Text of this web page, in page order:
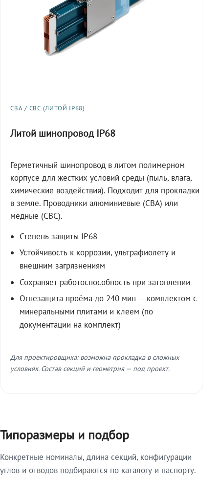
СВА / СВС (ЛИТОЙ IP68)
Литой шинопровод IP68
Герметичный шинопровод в литом полимерном
корпусе для жёстких условий среды (пыль, влага,
химические воздействия). Подходит для прокладки
в земле. Проводники алюминиевые (СВА) или
медные (СВС).
Степень защиты IP68
Устойчивость к коррозии, ультрафиолету и
внешним загрязнениям
Сохраняет работоспособность при затоплении
Огнезащита проёма до 240 мин — комплектом с
минеральными плитами и клеем (по
документации на комплект)
Для проектировщика: возможна прокладка в сложных
условиях. Состав секций и геометрия — под проект.
Типоразмеры и подбор
Конкретные номиналы, длина секций, конфигурации
углов и отводов подбираются по каталогу и паспорту.